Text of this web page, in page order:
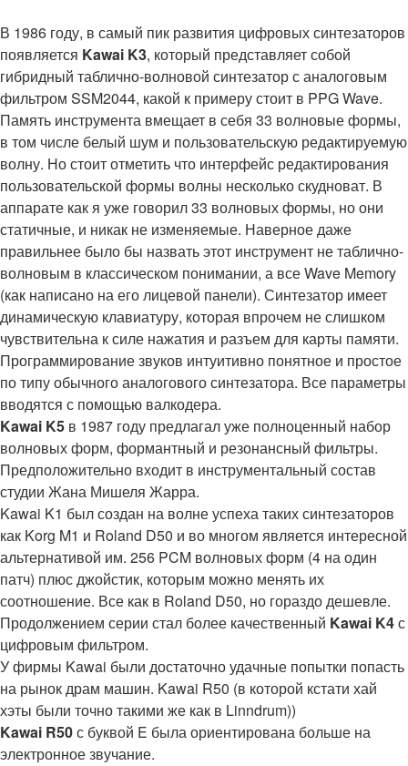
В 1986 году, в самый пик развития цифровых синтезаторов
появляется Kawai K3, который представляет собой
гибридный таблично-волновой синтезатор с аналоговым
фильтром SSM2044, какой к примеру стоит в PPG Wave.
Память инструмента вмещает в себя 33 волновые формы,
в том числе белый шум и пользовательскую редактируемую
волну. Но стоит отметить что интерфейс редактирования
пользовательской формы волны несколько скудноват. В
аппарате как я уже говорил 33 волновых формы, но они
статичные, и никак не изменяемые. Наверное даже
правильнее было бы назвать этот инструмент не таблично-
волновым в классическом понимании, а все Wave Memory
(как написано на его лицевой панели). Синтезатор имеет
динамическую клавиатуру, которая впрочем не слишком
чувствительна к силе нажатия и разъем для карты памяти.
Программирование звуков интуитивно понятное и простое
по типу обычного аналогового синтезатора. Все параметры
вводятся с помощью валкодера.
Kawai K5 в 1987 году предлагал уже полноценный набор
волновых форм, формантный и резонансный фильтры.
Предположительно входит в инструментальный состав
студии Жана Мишеля Жарра.
Kawai K1 был создан на волне успеха таких синтезаторов
как Korg M1 и Roland D50 и во многом является интересной
альтернативой им. 256 PCM волновых форм (4 на один
патч) плюс джойстик, которым можно менять их
соотношение. Все как в Roland D50, но гораздо дешевле.
Продолжением серии стал более качественный Kawai K4с
цифровым фильтром.
У фирмы Kawai были достаточно удачные попытки попасть
на рынок драм машин. Kawai R50 (в которой кстати хай
хэты были точно такими же как в Linndrum))
Kawai R50с буквой E была ориентирована больше на
электронное звучание.